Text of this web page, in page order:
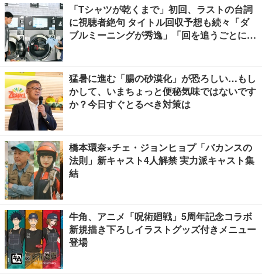
「Tシャツが乾くまで」初回、ラストの台詞
に視聴者絶句 タイトル回収予想も続々「ダ
ブルミーニングが秀逸」「回を追うごとに意
猛暑に進む「腸の砂漠化」が恐ろしい…もし
かして、いまちょっと便秘気味ではないです
か？今日すぐとるべき対策は
橋本環奈×チェ・ジョンヒョプ「バカンスの
法則」新キャスト4人解禁 実力派キャスト集
結
牛角、アニメ「呪術廻戦」5周年記念コラボ
新規描き下ろしイラストグッズ付きメニュー
登場